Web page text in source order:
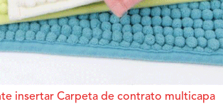
insertar Carpeta de contrato multicapa